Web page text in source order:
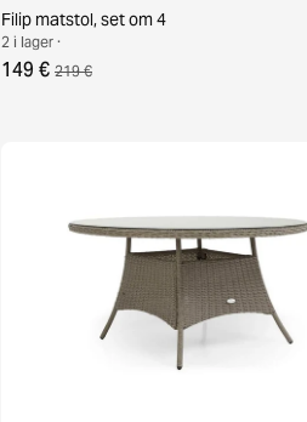
Filip matstol, set om 4
2 i lager ·
149 € 219 €